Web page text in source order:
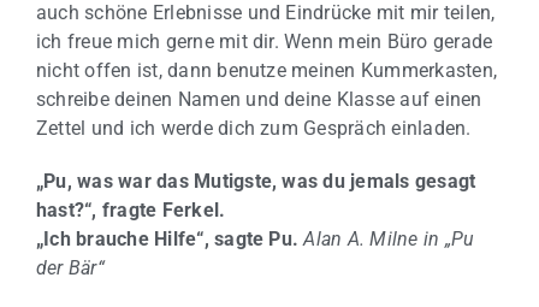
auch schöne Erlebnisse und Eindrücke mit mir teilen,
ich freue mich gerne mit dir. Wenn mein Büro gerade
nicht offen ist, dann benutze meinen Kummerkasten,
schreibe deinen Namen und deine Klasse auf einen
Zettel und ich werde dich zum Gespräch einladen.
„Pu, was war das Mutigste, was du jemals gesagt
hast?“, fragte Ferkel.
„Ich brauche Hilfe“, sagte Pu. Alan A. Milne in „Pu
der Bär“